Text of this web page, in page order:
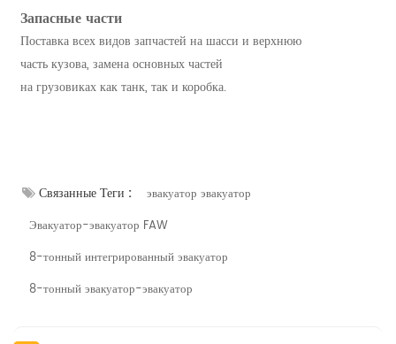
Запасные части
Поставка всех видов запчастей на шасси и верхнюю
часть кузова, замена основных частей
на грузовиках как танк, так и коробка.
Связанные Теги :
эвакуатор эвакуатор
Эвакуатор-эвакуатор FAW
8-тонный интегрированный эвакуатор
8-тонный эвакуатор-эвакуатор